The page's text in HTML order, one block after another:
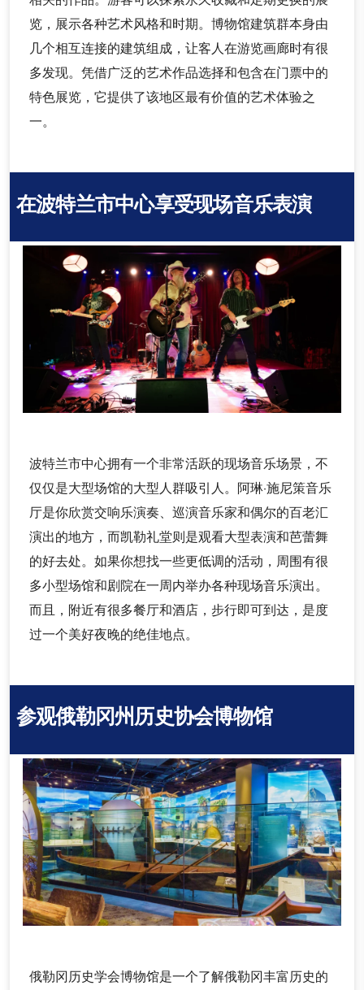
览，展示各种艺术风格和时期。博物馆建筑群本身由
几个相互连接的建筑组成，让客人在游览画廊时有很
多发现。凭借广泛的艺术作品选择和包含在门票中的
特色展览，它提供了该地区最有价值的艺术体验之
一。
在波特兰市中心享受现场音乐表演
波特兰市中心拥有一个非常活跃的现场音乐场景，不
仅仅是大型场馆的大型人群吸引人。阿琳·施尼策音乐
厅是你欣赏交响乐演奏、巡演音乐家和偶尔的百老汇
演出的地方，而凯勒礼堂则是观看大型表演和芭蕾舞
的好去处。如果你想找一些更低调的活动，周围有很
多小型场馆和剧院在一周内举办各种现场音乐演出。
而且，附近有很多餐厅和酒店，步行即可到达，是度
过一个美好夜晚的绝佳地点。
参观俄勒冈州历史协会博物馆
俄勒冈历史学会博物馆是一个了解俄勒冈丰富历史的